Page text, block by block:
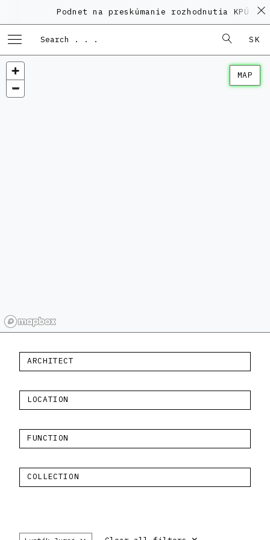
Podnet na preskúmanie rozhodnutia KPÚ
SK
MAP
ARCHITECT
LOCATION
FUNCTION
COLLECTION